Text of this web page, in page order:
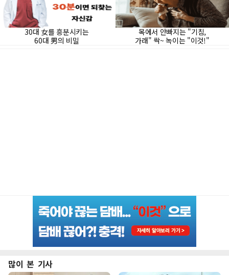
많이 본 기사